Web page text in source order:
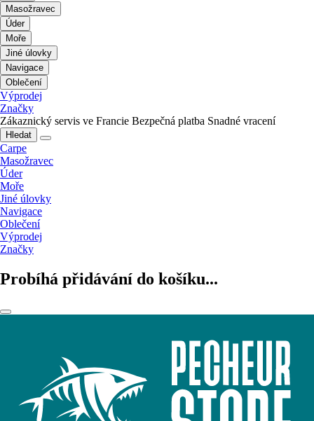
Masožravec
Úder
Moře
Jiné úlovky
Navigace
Oblečení
Výprodej
Značky
Zákaznický servis ve Francie Bezpečná platba Snadné vracení
Hledat
Carpe
Masožravec
Úder
Moře
Jiné úlovky
Navigace
Oblečení
Výprodej
Značky
Probíhá přidávání do košíku...